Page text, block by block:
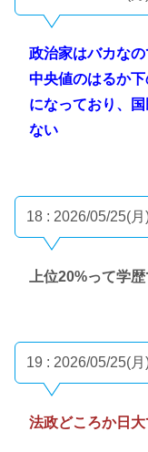
政治家はバカなの
中央値のはるか
になっており、
ない
18 : 2026/05/25(
上位20%って学
19 : 2026/05/25(
法政どころか日